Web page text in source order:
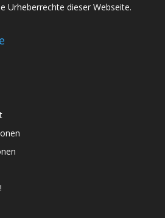
Urheberrechte dieser Webseite.